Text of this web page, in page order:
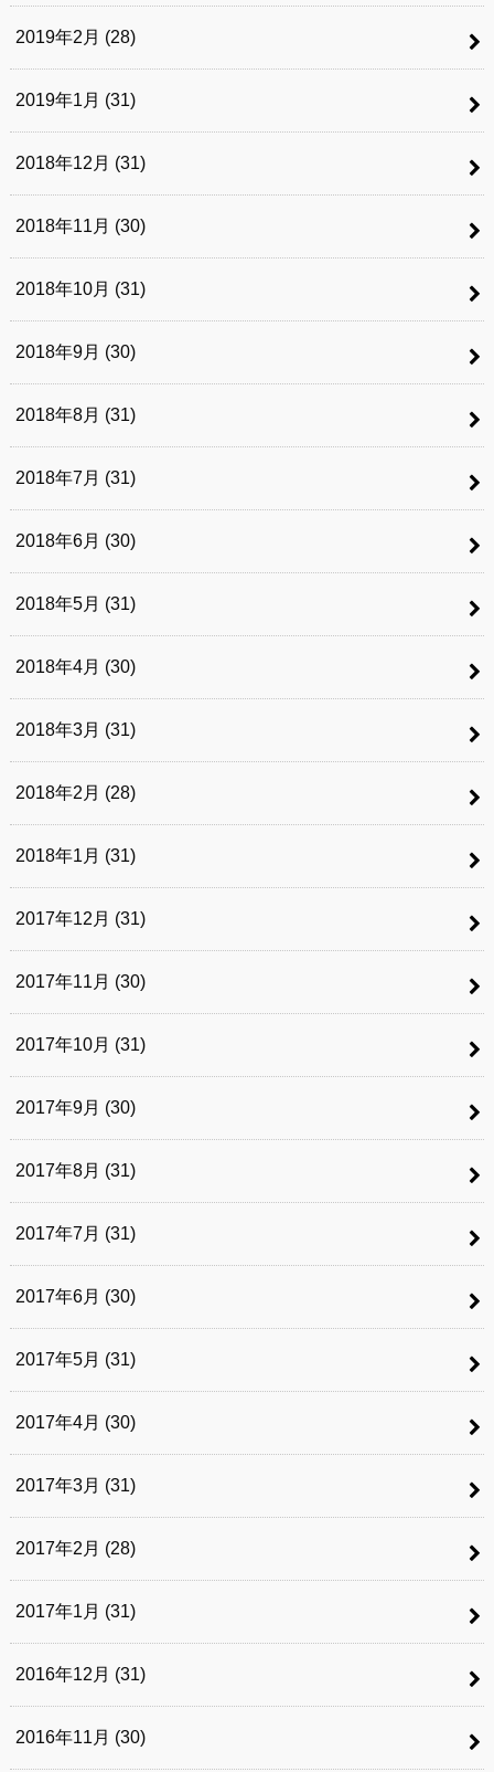
2019年2月 (28)
2019年1月 (31)
2018年12月 (31)
2018年11月 (30)
2018年10月 (31)
2018年9月 (30)
2018年8月 (31)
2018年7月 (31)
2018年6月 (30)
2018年5月 (31)
2018年4月 (30)
2018年3月 (31)
2018年2月 (28)
2018年1月 (31)
2017年12月 (31)
2017年11月 (30)
2017年10月 (31)
2017年9月 (30)
2017年8月 (31)
2017年7月 (31)
2017年6月 (30)
2017年5月 (31)
2017年4月 (30)
2017年3月 (31)
2017年2月 (28)
2017年1月 (31)
2016年12月 (31)
2016年11月 (30)